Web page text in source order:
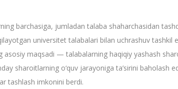
barchasiga, jumladan talaba shaharchasidan
universitet talabalari bilan uchrashuv
maqsadi — talabalarning haqiqiy yashash
sharoitlarning o‘quv jarayoniga ta’sirini
tashlash imkonini berdi.